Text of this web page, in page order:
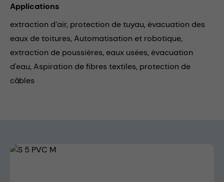
Applications
extraction d’air, protection de tuyau, évacuation des
eaux de toitures,Automatisation et robotique,
extraction de poussières, eaux usées, évacuation
d'eau,Aspiration de fibres textiles, protection de
câbles
Skip image gallery